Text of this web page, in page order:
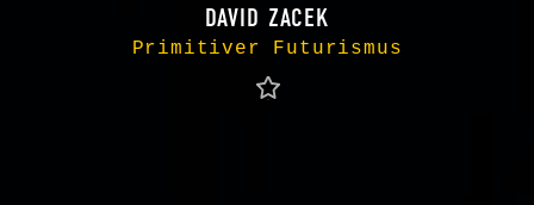
DAVID ZACEK
Primitiver Futurismus